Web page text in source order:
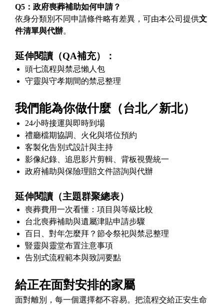
Q5 ：政府喪葬補助如何申請？
依身分類別不同申請條件略有差異，可由本公司提供文
件清單與代辦。
延伸閱讀（QA補充）：
頭七流程與禁忌懶人包
守靈與守孝期間的禁忌整理
我們能為你做什麼（台北／新北）
24小時接運與即時到場
禮廳檔期協調、火化與塔位預約
客製化告別式設計與主持
影像紀錄、追思影片剪輯、背板視覺統一
政府補助與保險理賠文件諮詢與代辦
延伸閱讀（主題群聚總表）
喪葬費用一次看懂：項目與等級比較
台北喪葬補助與遺屬津貼申請步驟
百日、對年怎麼拜？節令祭祀與禁忌整理
豎靈與靈堂布置注意事項
告別式流程範本與致詞要點
給正在面對安排的家屬
面對離別，每一個選擇都不容易。把流程交給正安生命